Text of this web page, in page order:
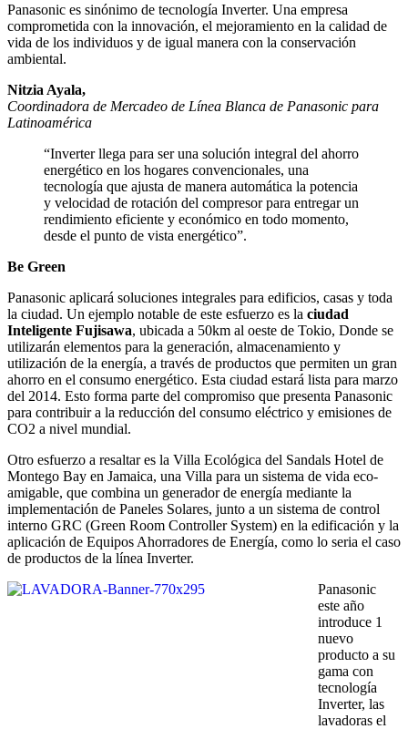
Panasonic es sinónimo de tecnología Inverter. Una empresa
comprometida con la innovación, el mejoramiento en la calidad de
vida de los individuos y de igual manera con la conservación
ambiental.
Nitzia Ayala,
Coordinadora de Mercadeo de Línea Blanca de Panasonic para
Latinoamérica
“Inverter llega para ser una solución integral del ahorro
energético en los hogares convencionales, una
tecnología que ajusta de manera automática la potencia
y velocidad de rotación del compresor para entregar un
rendimiento eficiente y económico en todo momento,
desde el punto de vista energético”.
Be Green
Panasonic aplicará soluciones integrales para edificios, casas y toda
la ciudad. Un ejemplo notable de este esfuerzo es la ciudad
Inteligente Fujisawa, ubicada a 50km al oeste de Tokio, Donde se
utilizarán elementos para la generación, almacenamiento y
utilización de la energía, a través de productos que permiten un gran
ahorro en el consumo energético. Esta ciudad estará lista para marzo
del 2014. Esto forma parte del compromiso que presenta Panasonic
para contribuir a la reducción del consumo eléctrico y emisiones de
CO2 a nivel mundial.
Otro esfuerzo a resaltar es la Villa Ecológica del Sandals Hotel de
Montego Bay en Jamaica, una Villa para un sistema de vida eco-
amigable, que combina un generador de energía mediante la
implementación de Paneles Solares, junto a un sistema de control
interno GRC (Green Room Controller System) en la edificación y la
aplicación de Equipos Ahorradores de Energía, como lo seria el caso
de productos de la línea Inverter.
Panasonic
este año
introduce 1
nuevo
producto a su
gama con
tecnología
Inverter, las
lavadoras el